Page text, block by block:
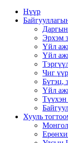
Нүүр
Эрхэм
Үйл
Үйл
Чиг
Бүтэц,
Үйл
Түүхэн
Хууль